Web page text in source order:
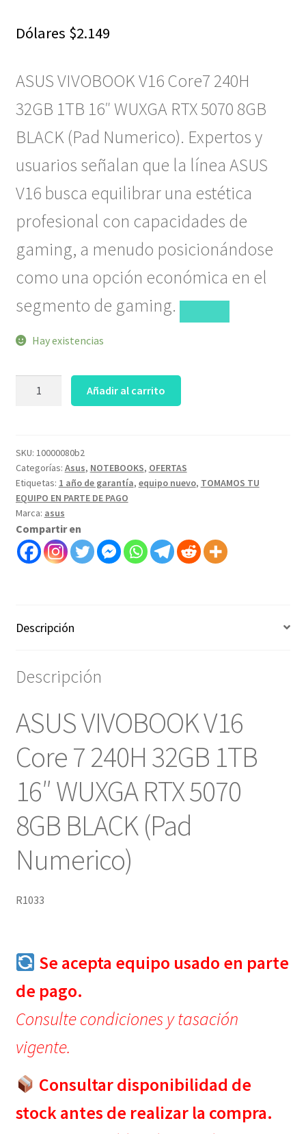
Dólares $2.149
ASUS VIVOBOOK V16 Core7 240H
32GB 1TB 16″ WUXGA RTX 5070 8GB
BLACK (Pad Numerico). Expertos y
usuarios señalan que la línea ASUS
V16 busca equilibrar una estética
profesional con capacidades de
gaming, a menudo posicionándose
como una opción económica en el
segmento de gaming.
Hay existencias
7
240H
32GB
1TB
16"
WUXGA
RTX
(Pad
10000080b2
Añadir al carrito
SKU: 10000080b2
Categorías: Asus, NOTEBOOKS, OFERTAS
Etiquetas: 1 año de garantía, equipo nuevo, TOMAMOS TU
EQUIPO EN PARTE DE PAGO
Marca: asus
Compartir en
Descripción
Descripción
ASUS VIVOBOOK V16
Core 7 240H 32GB 1TB
16″ WUXGA RTX 5070
8GB BLACK (Pad
Numerico)
R1033
Se acepta equipo usado en parte
de pago.
Consulte condiciones y tasación
vigente.
Consultar disponibilidad de
stock antes de realizar la compra.